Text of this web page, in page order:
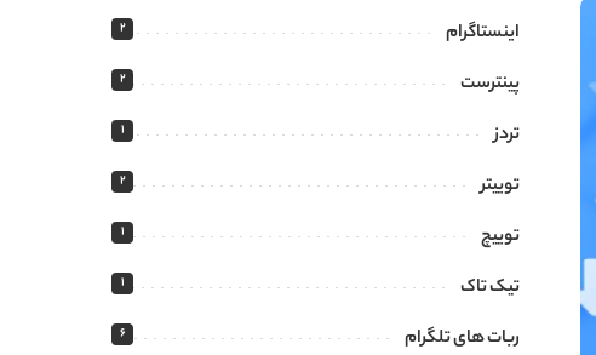
اینستاگرام 2
پینترست 2
تردز 1
توییتر 2
توییچ 1
تیک تاک 1
ربات های تلگرام 6